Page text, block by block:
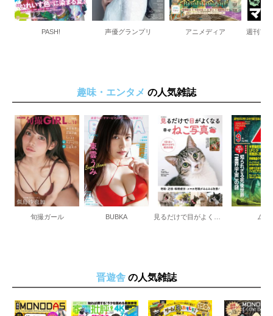
PASH! 声優グランプリ アニメディア 週刊ア
趣味・エンタメ の人気雑誌
旬撮ガール BUBKA ムー
晋遊舎 の人気雑誌